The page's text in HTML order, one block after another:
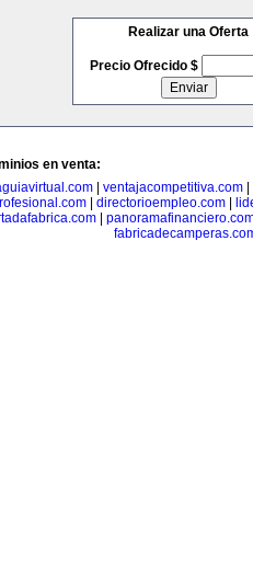
Realizar una Oferta
Precio Ofrecido $
en venta:
ventajacompetitiva.com
| directorioempleo.com|
|